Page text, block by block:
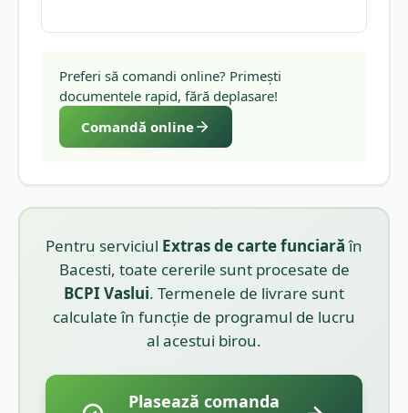
Preferi să comandi online? Primești
documentele rapid, fără deplasare!
Comandă online
Pentru serviciul Extras de carte funciarăîn
Bacesti, toate cererile sunt procesate de
BCPI Vaslui. Termenele de livrare sunt
calculate în funcție de programul de lucru
al acestui birou.
Plasează comanda